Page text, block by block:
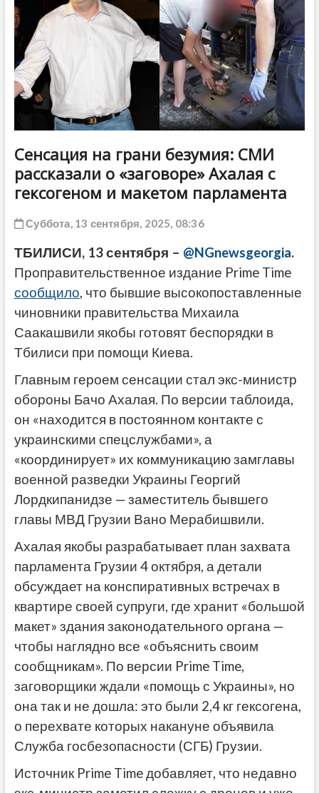
Сенсация на грани безумия: СМИ
рассказали о «заговоре» Ахалая с
гексогеном и макетом парламента
Суббота, 13 сентября, 2025, 08:36
ТБИЛИСИ, 13 сентября – @NGnewsgeorgia.
Проправительственное издание Prime Time
сообщило, что бывшие высокопоставленные
чиновники правительства Михаила
Саакашвили якобы готовят беспорядки в
Тбилиси при помощи Киева.
Главным героем сенсации стал экс-министр
обороны Бачо Ахалая. По версии таблоида,
он «находится в постоянном контакте с
украинскими спецслужбами», а
«координирует» их коммуникацию замглавы
военной разведки Украины Георгий
Лордкипанидзе — заместитель бывшего
главы МВД Грузии Вано Мерабишвили.
Ахалая якобы разрабатывает план захвата
парламента Грузии 4 октября, а детали
обсуждает на конспиративных встречах в
квартире своей супруги, где хранит «большой
макет» здания законодательного органа —
чтобы наглядно все «объяснить своим
сообщникам». По версии Prime Time,
заговорщики ждали «помощь с Украины», но
она так и не дошла: это были 2,4 кг гексогена,
о перехвате которых накануне объявила
Служба госбезопасности (СГБ) Грузии.
Источник Prime Time добавляет, что недавно